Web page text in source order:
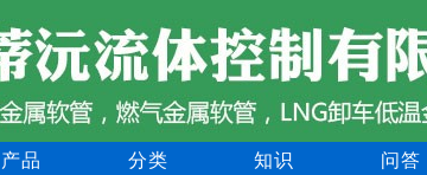
产品 分类 知识 问答